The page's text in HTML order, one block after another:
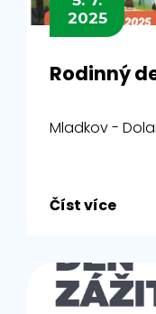
2025
Rodinný
Mladkov -
Číst více